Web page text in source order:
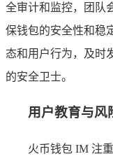
全审计和监控，团队
保钱包的安全性和稳
态和用户行为，及时
的安全卫士。
用户教育与风
火币钱包 IM 注